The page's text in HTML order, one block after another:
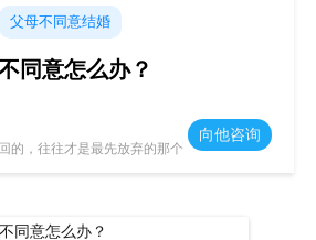
父母不同意结婚
同意怎么办？
的，往往才是最先放弃的那个
向他咨询